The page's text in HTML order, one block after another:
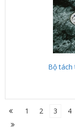
Bộ tách
1 2 3 4